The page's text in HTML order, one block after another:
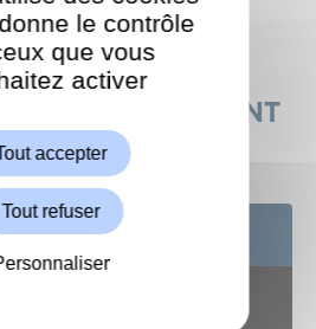
POURRAIENT
INTÉRESSER
8 OCT
est désactivé.
le contrôle
que vous
activer
accepter
Tout refuser